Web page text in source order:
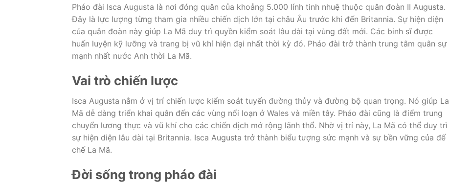
Pháo đài Isca Augusta là nơi đóng quân của khoảng 5.000 lính tinh nhuệ thuộc quân đoàn II Augusta.
Đây là lực lượng từng tham gia nhiều chiến dịch lớn tại châu Âu trước khi đến Britannia. Sự hiện diện
của quân đoàn này giúp La Mã duy trì quyền kiểm soát lâu dài tại vùng đất mới. Các binh sĩ được
huấn luyện kỹ lưỡng và trang bị vũ khí hiện đại nhất thời kỳ đó. Pháo đài trở thành trung tâm quân sự
mạnh nhất nước Anh thời La Mã.
Vai trò chiến lược
Isca Augusta nằm ở vị trí chiến lược kiểm soát tuyến đường thủy và đường bộ quan trọng. Nó giúp La
Mã dễ dàng triển khai quân đến các vùng nổi loạn ở Wales và miền tây. Pháo đài cũng là điểm trung
chuyển lương thực và vũ khí cho các chiến dịch mở rộng lãnh thổ. Nhờ vị trí này, La Mã có thể duy trì
sự hiện diện lâu dài tại Britannia. Isca Augusta trở thành biểu tượng sức mạnh và sự bền vững của đế
chế La Mã.
Đời sống trong pháo đài